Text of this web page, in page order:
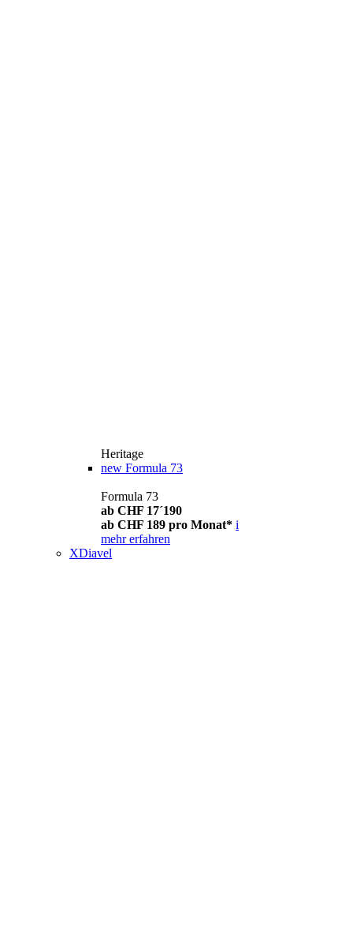
Heritage
new Formula 73
Formula 73
ab CHF 17´190
ab CHF 189 pro Monat* i
mehr erfahren
XDiavel